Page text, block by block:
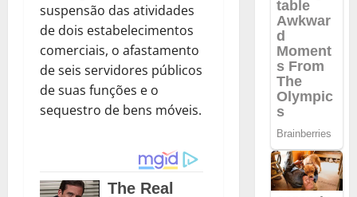
suspensão das atividades
de dois estabelecimentos
comerciais, o afastamento
de seis servidores públicos
de suas funções e o
sequestro de bens móveis.